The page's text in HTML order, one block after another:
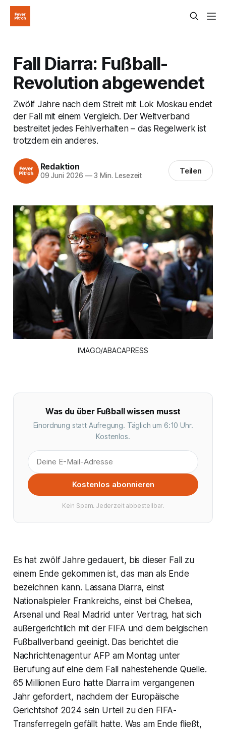
Fall Diarra: Fußball-
Revolution abgewendet
Zwölf Jahre nach dem Streit mit Lok Moskau endet
der Fall mit einem Vergleich. Der Weltverband
bestreitet jedes Fehlverhalten – das Regelwerk ist
trotzdem ein anderes.
Redaktion
09 Juni 2026 —3 Min. Lesezeit Teilen
IMAGO/ABACAPRESS
Was du über Fußball wissen musst
Einordnung statt Aufregung. Täglich um 6:10 Uhr.
Kostenlos.
Kostenlos abonnieren
Kein Spam. Jederzeit abbestellbar.
Es hat zwölf Jahre gedauert, bis dieser Fall zu
einem Ende gekommen ist, das man als Ende
bezeichnen kann. Lassana Diarra, einst
Nationalspieler Frankreichs, einst bei Chelsea,
Arsenal und Real Madrid unter Vertrag, hat sich
außergerichtlich mit der FIFA und dem belgischen
Fußballverband geeinigt. Das berichtet die
Nachrichtenagentur AFP am Montag unter
Berufung auf eine dem Fall nahestehende Quelle.
65 Millionen Euro hatte Diarra im vergangenen
Jahr gefordert, nachdem der Europäische
Gerichtshof 2024 sein Urteil zu den FIFA-
Transferregeln gefällt hatte. Was am Ende fließt,